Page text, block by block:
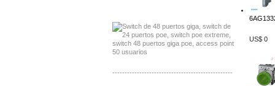
-------------------------------------------------
US$ 0